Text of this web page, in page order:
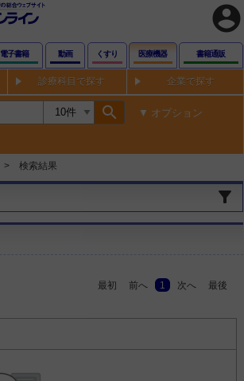
account_circle
電子書籍 動画 くすり 医療機器 書籍通販
診療科目で探す 企業で探す
search オプション
検索結果
最初 前へ 1 次へ 最後